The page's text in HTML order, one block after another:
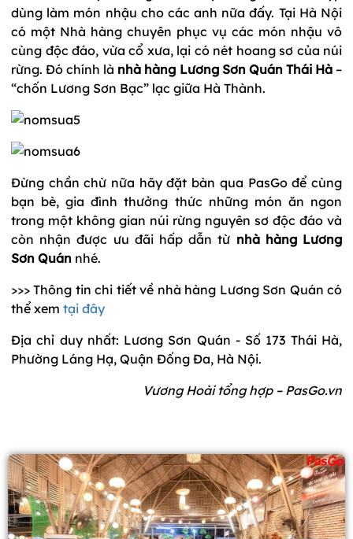
dùng làm món nhậu cho các anh nữa đấy. Tại Hà Nội
có một Nhà hàng chuyên phục vụ các món nhậu vô
cùng độc đáo, vừa cổ xưa, lại có nét hoang sơ của núi
rừng. Đó chính là nhà hàng Lương Sơn Quán Thái Hà–
“chốn Lương Sơn Bạc” lạc giữa Hà Thành.
Đừng chần chừ nữa hãy đặt bàn qua PasGo để cùng
bạn bè, gia đình thưởng thức những món ăn ngon
trong một không gian núi rừng nguyên sơ độc đáo và
còn nhận được ưu đãi hấp dẫn từ nhà hàng Lương
Sơn Quán nhé.
>>> Thông tin chi tiết về nhà hàng Lương Sơn Quán có
thể xem tại đây
Địa chỉ duy nhất: Lương Sơn Quán - Số 173 Thái Hà,
Phường Láng Hạ, Quận Đống Đa, Hà Nội.
Vương Hoài tổng hợp – PasGo.vn